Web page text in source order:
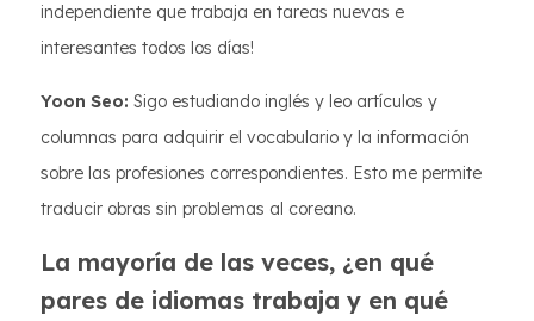
independiente que trabaja en tareas nuevas e
interesantes todos los días!
Yoon Seo: Sigo estudiando inglés y leo artículos y
columnas para adquirir el vocabulario y la información
sobre las profesiones correspondientes. Esto me permite
traducir obras sin problemas al coreano.
La mayoría de las veces, ¿en qué
pares de idiomas trabaja y en qué